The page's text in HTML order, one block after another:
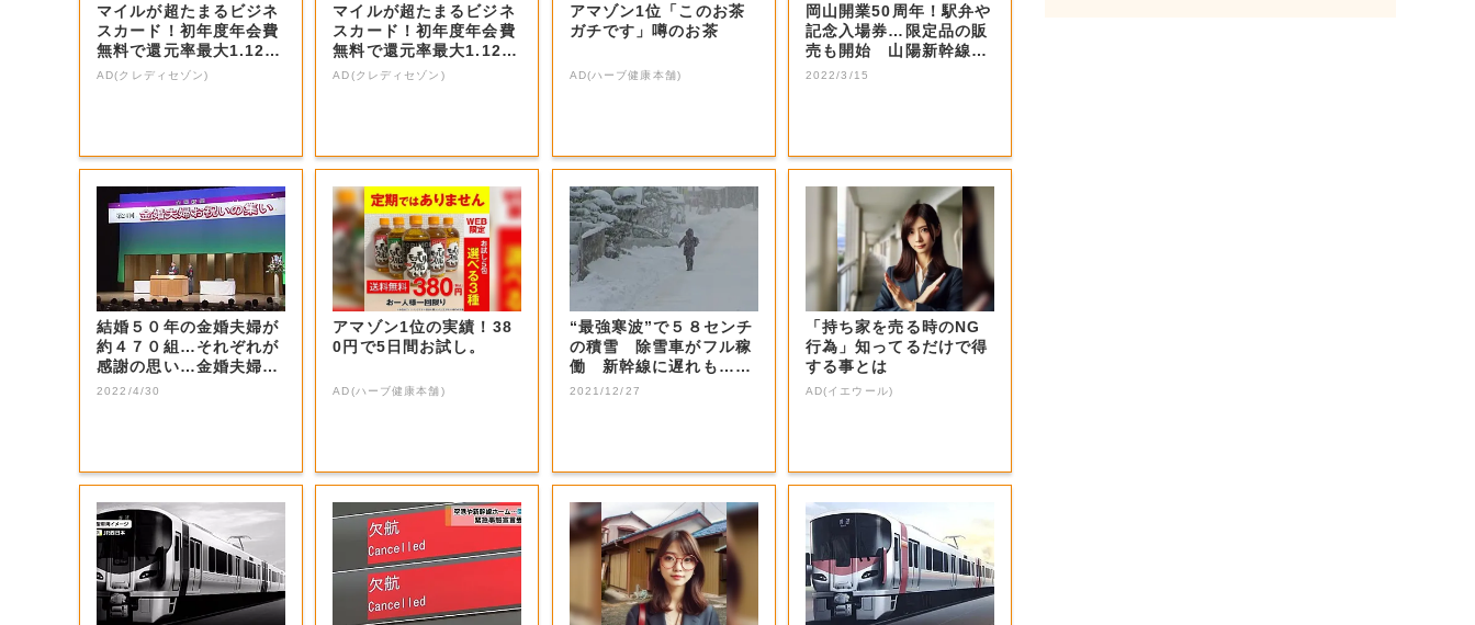
マイルが超たまるビジネ
スカード！初年度年会費
無料で還元率最大1.12
5%
AD(クレディセゾン)
マイルが超たまるビジネ
スカード！初年度年会費
無料で還元率最大1.12
5%
AD(クレディセゾン)
アマゾン1位「このお茶
ガチです」噂のお茶
AD(ハーブ健康本舗)
岡山開業50周年！駅弁や
記念入場券…限定品の販
売も開始 山陽新幹線
【岡山】
2022/3/15
結婚５０年の金婚夫婦が
約４７０組…それぞれが
感謝の思い…金婚夫婦を
祝う式【岡山】
2022/4/30
アマゾン1位の実績！38
0円で5日間お試し。
AD(ハーブ健康本舗)
“最強寒波”で５８センチ
の積雪 除雪車がフル稼
働 新幹線に遅れも…
【岡山】
2021/12/27
「持ち家を売る時のNG
行為」知ってるだけで得
する事とは
AD(イエウール)